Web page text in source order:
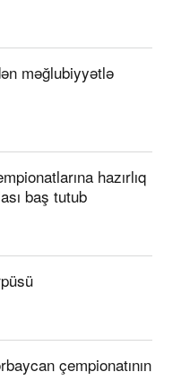
məğlubiyyətlə
hazırlıq
baş tutub
çempionatının